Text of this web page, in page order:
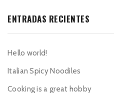
ENTRADAS RECIENTES
Hello world!
Italian Spicy Noodiles
Cooking is a great hobby